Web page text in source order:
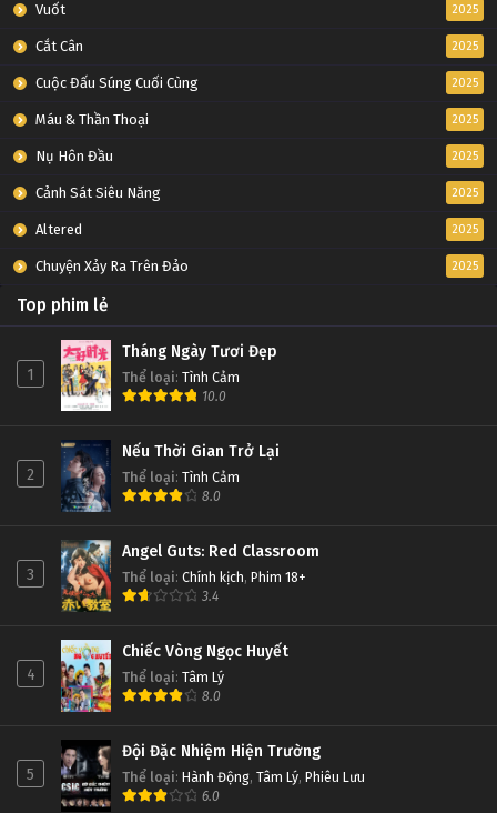
Vuốt 2025
Cắt Cân 2025
Cuộc Đấu Súng Cuối Cùng 2025
Máu & Thần Thoại 2025
Nụ Hôn Đầu 2025
Cảnh Sát Siêu Năng 2025
Altered 2025
Chuyện Xảy Ra Trên Đảo 2025
Top phim lẻ
1
Tháng Ngày Tươi Đẹp
Thể loại: Tình Cảm
10.0
2
Nếu Thời Gian Trở Lại
Thể loại: Tình Cảm
8.0
3
Angel Guts: Red Classroom
Thể loại: Chính kịch, Phim 18+
3.4
4
Chiếc Vòng Ngọc Huyết
Thể loại: Tâm Lý
8.0
5
Đội Đặc Nhiệm Hiện Trường
Thể loại: Hành Động, Tâm Lý, Phiêu Lưu
6.0